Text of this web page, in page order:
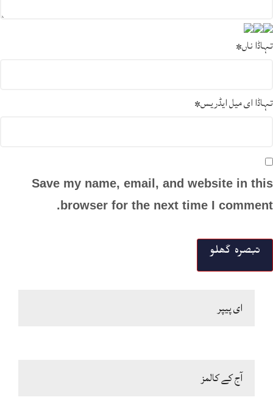
تہاڈا ناں*
تہاڈا ای میل ایڈریس*
Save my name, email, and website in this
browser for the next time I comment.
ای پیپر
آج کے کالمز